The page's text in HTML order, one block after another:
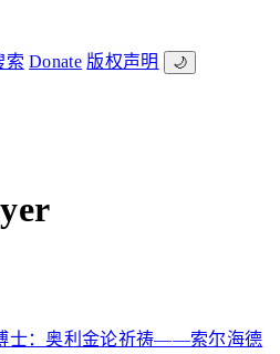
索 Donate 版权声明 🌙
士：奥利金论祈祷——索尔海德